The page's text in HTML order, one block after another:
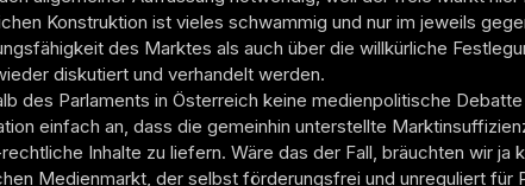
Konstruktion ist vieles schwammig und nur im jeweils
des Marktes als auch über die willkürliche
diskutiert und verhandelt werden.
des Parlaments in Österreich keine medienpolitische
einfach an, dass die gemeinhin unterstellte
Inhalte zu liefern. Wäre das der Fall, bräuchten wir ja
Medienmarkt, der selbst förderungsfrei und unreguliert für